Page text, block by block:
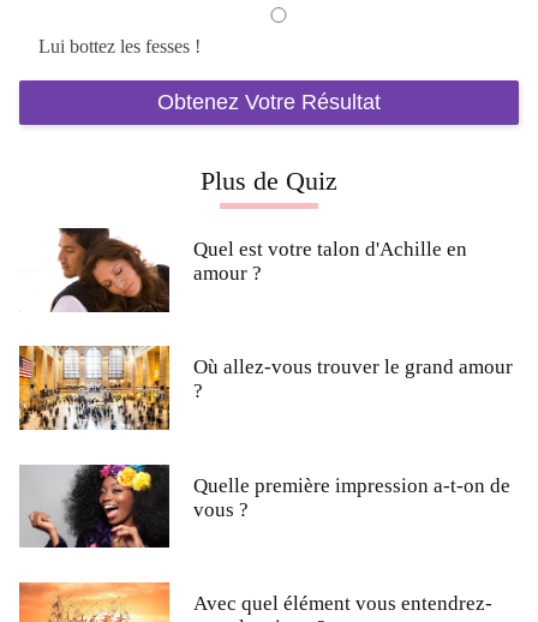
Lui bottez les fesses !
Plus de Quiz
Quel est votre talon d'Achille en
amour ?
Où allez-vous trouver le grand amour
?
Quelle première impression a-t-on de
vous ?
Avec quel élément vous entendrez-